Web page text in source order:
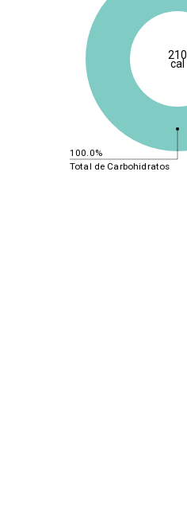
100.0%
Total de Carbohidratos
210
cal